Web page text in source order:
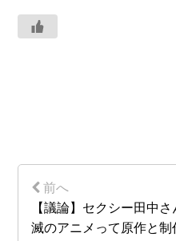
【議論】セクシー田中
滅のアニメって原作と